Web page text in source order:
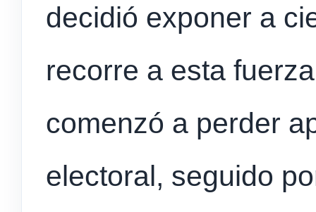
decidió exponer a
recorre a esta
comenzó a perder
electoral, seguido